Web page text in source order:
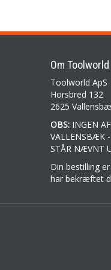
Om Toolworld
Toolworld ApS
Horsbred 132
2625
OBS:INGEN
VALLENSBÆK
STÅR NÆVNT
Din bestilling
har bekræftet